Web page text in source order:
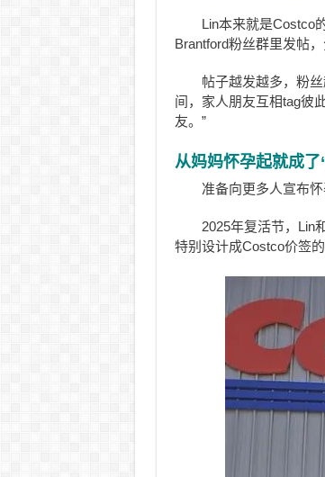
Lin本来就是Costco
Brantford粉丝群里发帖
帖子越发越多，粉
间，家人朋友互相tag彼
友。”
从妈妈怀孕起就成
准备向更多人宣布
2025年复活节，Lin
特别设计成Costco价签的